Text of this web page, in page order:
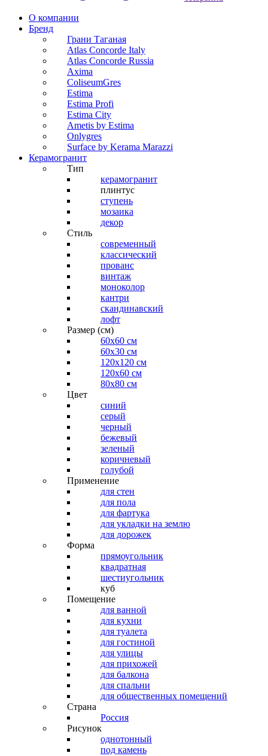
О компании
Бренд
Грани Таганая
Atlas Concorde Italy
Atlas Concorde Russia
Axima
ColiseumGres
Estima
Estima Profi
Estima City
Ametis by Estima
Onlygres
Surface by Kerama Marazzi
Керамогранит
Тип
керамогранит
плинтус
ступень
мозаика
декор
Стиль
современный
классический
прованс
винтаж
моноколор
кантри
скандинавский
лофт
Размер (см)
60х60 см
60x30 см
120x120 см
120x60 см
80x80 см
Цвет
синий
серый
черный
бежевый
зеленый
коричневый
голубой
Применение
для стен
для пола
для фартука
для укладки на землю
для дорожек
Форма
прямоугольник
квадратная
шестиугольник
куб
Помещение
для ванной
для кухни
для туалета
для гостиной
для улицы
для прихожей
для балкона
для спальни
для общественных помещений
Страна
Россия
Рисунок
однотонный
под камень